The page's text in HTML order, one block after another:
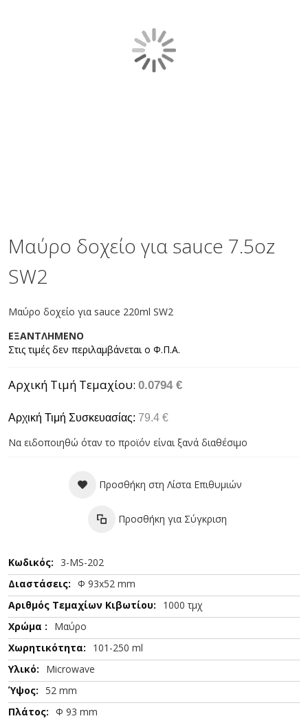
beginning
of
the
images
Μαύρο δοχείο για sauce 7.5oz
SW2
Μαύρο δοχείο για sauce 220ml SW2
ΕΞΑΝΤΛΗΜΕΝΟ
Αρχική Τιμή Τεμαχίου 0.0794 €
Αρχική Τιμή Συσκευασίας: 79.4 €
Να ειδοποιηθώ όταν το προϊόν είναι ξανά διαθέσιμο
Προσθήκη στη Λίστα Επιθυμιών
Προσθήκη για Σύγκριση
Περισσότερες
Πληροφορίες
3-MS-202
Φ 93x52 mm
1000 τμχ
Μαύρο
101-250 ml
Microwave
52 mm
Φ 93 mm